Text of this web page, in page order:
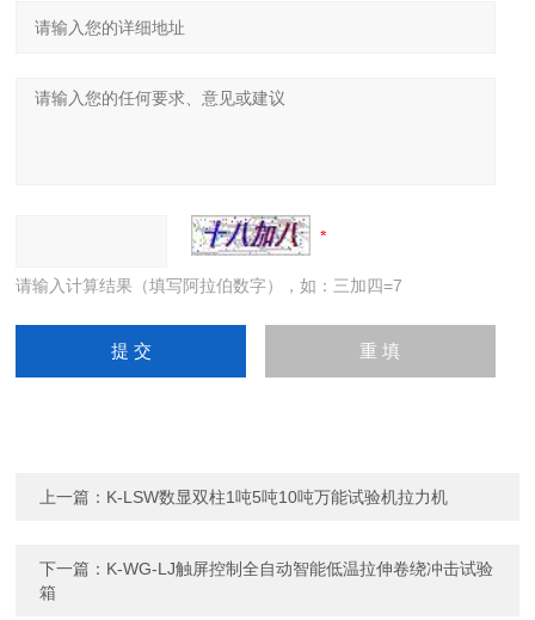
请输入计算结果（填写阿拉伯数字），如：三加四=7
上一篇： K-LSW数显双柱1吨5吨10吨万能试验机拉力机
下一篇： K-WG-LJ触屏控制全自动智能低温拉伸卷绕冲击试验
箱